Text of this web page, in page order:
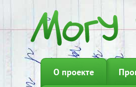
О проекте